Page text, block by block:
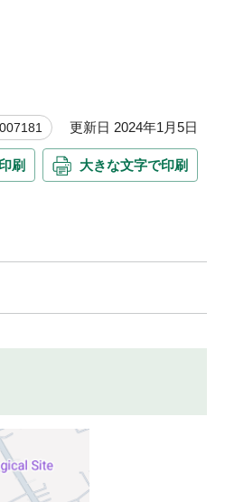
更新日 2024年1月5日
印刷 大きな文字で印刷